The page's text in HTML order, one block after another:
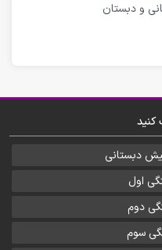
و دبستان
کنید
دبستانی
اول
دوم
سوم